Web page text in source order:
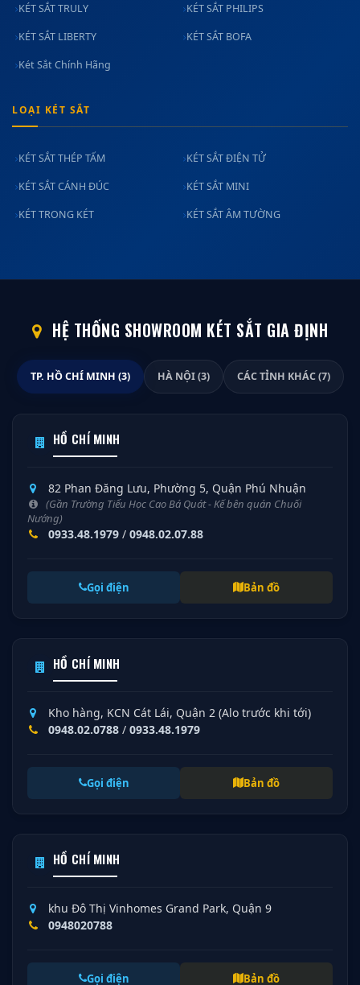
KÉT SẮT TRULY KÉT SẮT PHILIPS
KÉT SẮT LIBERTY KÉT SẮT BOFA
Két Sắt Chính Hãng
LOẠI KÉT SẮT
KÉT SẮT THÉP TẤM KÉT SẮT ĐIỆN TỬ
KÉT SẮT CÁNH ĐÚC KÉT SẮT MINI
KÉT TRONG KÉT KÉT SẮT ÂM TƯỜNG
HỆ THỐNG SHOWROOM KÉT SẮT GIA ĐỊNH
TP. HỒ CHÍ MINH (3) HÀ NỘI (3) CÁC TỈNH KHÁC (7)
HỒ CHÍ MINH
82 Phan Đăng Lưu, Phường 5, Quận Phú Nhuận
(Gần Trường Tiểu Học Cao Bá Quát - Kế bên quán Chuối
Nướng)
0933.48.1979 / 0948.02.07.88
Gọi điện Bản đồ
HỒ CHÍ MINH
Kho hàng, KCN Cát Lái, Quận 2 (Alo trước khi tới)
0948.02.0788 / 0933.48.1979
Gọi điện Bản đồ
HỒ CHÍ MINH
khu Đô Thị Vinhomes Grand Park, Quận 9
0948020788
Gọi điện Bản đồ